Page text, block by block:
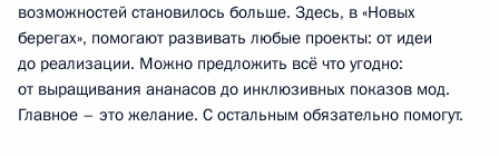
возможностей становилось больше. Здесь, в «Новых
берегах», помогают развивать любые проекты: от идеи
до реализации. Можно предложить всё что угодно:
от выращивания ананасов до инклюзивных показов мод.
Главное – это желание. С остальным обязательно помогут.